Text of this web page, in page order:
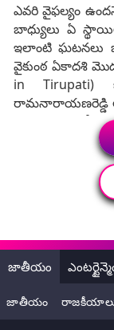
ఎవరి వైఫల్యం
బాధ్యులు ఏ
ఇలాంటి ఘటనలు
వైకుంఠ ఏకాదశి
in Tirupati)
రామనారాయణరెడ్డి
సమన్వయా లోపమా?
మృతదేహాలను వారి
సహకారం
అనగాని స్పష్టమైన
జాతీయం
జాతీయం